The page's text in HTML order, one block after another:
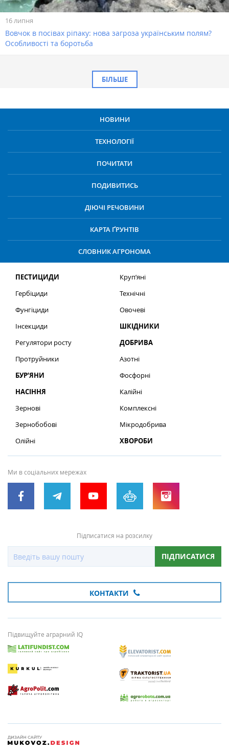
16 липня
Вовчок в посівах ріпаку: нова загроза українським полям?
Особливості та боротьба
БІЛЬШЕ
НОВИНИ
ТЕХНОЛОГІЇ
ПОЧИТАТИ
ПОДИВИТИСЬ
ДІЮЧІ РЕЧОВИНИ
КАРТА ҐРУНТІВ
СЛОВНИК АГРОНОМА
ПЕСТИЦИДИ
Гербіциди
Фунгіциди
Інсекциди
Регулятори росту
Протруйники
БУР’ЯНИ
НАСІННЯ
Зернові
Зернобобові
Олійні
Круп’яні
Технічні
Овочеві
ШКІДНИКИ
ДОБРИВА
Азотні
Фосфорні
Калійні
Комплексні
Мікродобрива
ХВОРОБИ
Ми в соціальних мережах
Підписатися на розсилку
ПІДПИСАТИСЯ
КОНТАКТИ
Підвищуйте аграрний IQ